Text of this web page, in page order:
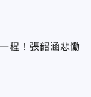
程！張韶涵悲慟